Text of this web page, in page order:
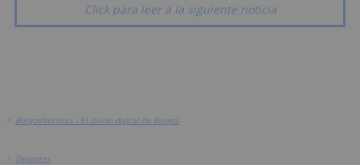
Click para leer a la siguiente noticia
> BurgosNoticias - El diario digital de Burgos
> Deportes